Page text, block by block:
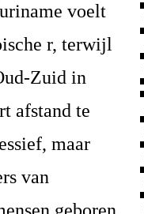
voelt
r, terwijl
Zuid in
afstand te
maar
van